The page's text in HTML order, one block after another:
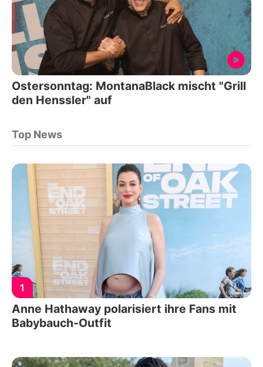
Ostersonntag: MontanaBlack mischt "Grill
den Henssler" auf
Top News
1
Anne Hathaway polarisiert ihre Fans mit
Babybauch-Outfit